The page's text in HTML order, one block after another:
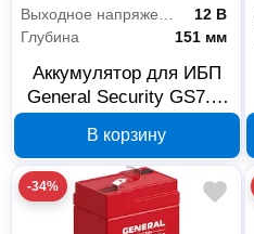
12 В
Глубина
151 мм
Аккумулятор для ИБП
General Security GS7.2-
В корзину
-34%